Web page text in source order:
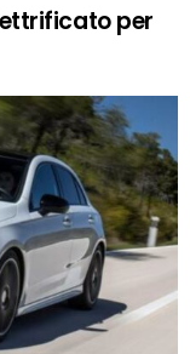
per